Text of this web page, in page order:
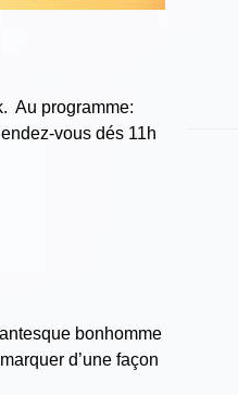
Au programme:
vous dés 11h
bonhomme
d’une façon